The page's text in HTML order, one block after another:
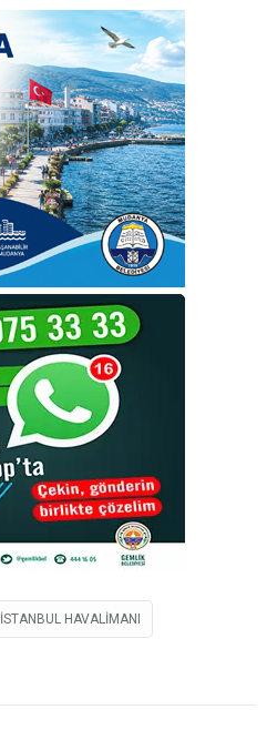
İSTANBUL HAVALIMANI